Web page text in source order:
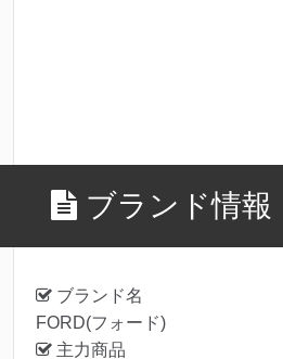
ブランド情報
ブランド名
FORD(フォード)
主力商品